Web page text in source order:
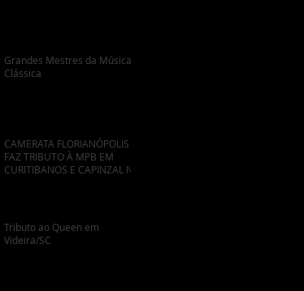
Grandes Mestres da Música
Clássica
CAMERATA FLORIANÓPOLIS
FAZ TRIBUTO À MPB EM
CURITIBANOS E CAPINZAL NO
Tributo ao Queen em
Videira/SC